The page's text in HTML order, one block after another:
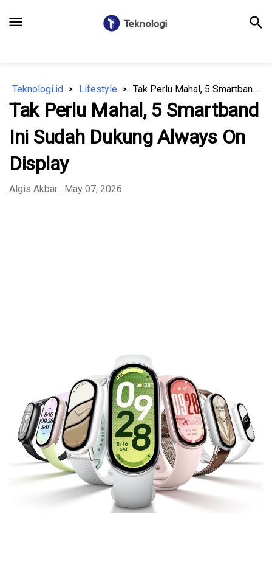
menu search
Teknologi.id Lifestyle Tak Perlu Mahal, 5 Smartband Ini Sudah Dukung Always On Display
Tak Perlu Mahal, 5 Smartband
Ini Sudah Dukung Always On
Display
Algis Akbar . May 07, 2026